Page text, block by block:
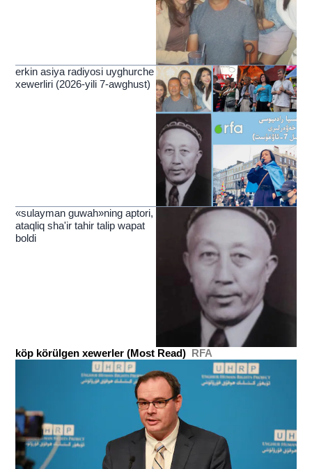
erkin asiya radiyosi uyghurche
xewerliri (2026-yili 7-awghust)
«sulayman guwah»ning aptori,
ataqliq sha'ir tahir talip wapat
boldi
köp körülgen xewerler (Most Read) RFA